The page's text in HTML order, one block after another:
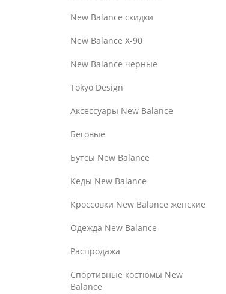
New Balance скидки
New Balance Х-90
New Balance черные
Tokyo Design
Аксессуары New Balance
Беговые
Бутсы New Balance
Кеды New Balance
Кроссовки New Balance женские
Одежда New Balance
Распродажа
Спортивные костюмы New
Balance